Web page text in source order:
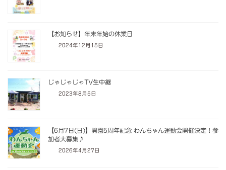
【お知らせ】年末年始の休業日
2024年12月15日
じゃじゃじゃTV生中継
2023年8月5日
【6月7日(日)】開園5周年記念 わんちゃん運動会開催決定！参
加者大募集♪
2026年4月27日